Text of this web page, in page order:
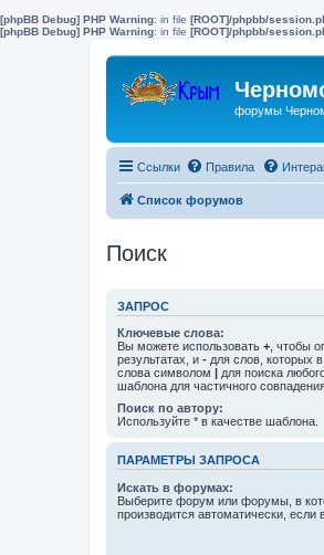
[phpBB Debug] PHP Warning: in file [ROOT]/phpbb/
[phpBB Debug] PHP Warning: in file [ROOT]/phpbb/
форумы
Ссылки Правила
Список форумов
Поиск
ЗАПРОС
Ключевые слова:
Вы можете использовать + , чтобы
результатах, и - для слов, которых
слова символом | для поиска
шаблона для частичного
Поиск по автору:
Используйте * в качестве шаблона.
ПАРАМЕТРЫ ЗАПРОСА
Искать в форумах:
Выберите форум или форумы, в
производится автоматически,